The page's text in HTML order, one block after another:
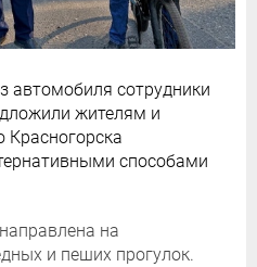
автомобиля сотрудники
жителям и
Красногорска
способами
на
и пеших прогулок.